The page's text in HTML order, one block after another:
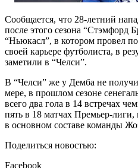
Сообщается, что 28-летний
после этого сезона “Стэмфорд
“Ньюкасл”, в котором провел
своей карьере футболиста, в
заметили в “Челси”.
В “Челси” же у Демба не
мере, в прошлом сезоне
всего два гола в 14 встречах
пять в 18 матчах Премьер-
в основном составе команды
Поделиться новостью:
Facebook